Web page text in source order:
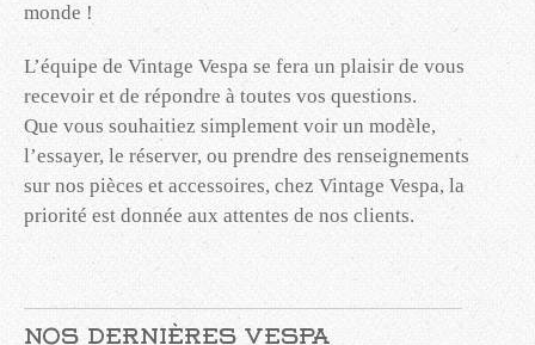
monde !
L’équipe de Vintage Vespa se fera un plaisir de vous
recevoir et de répondre à toutes vos questions.
Que vous souhaitiez simplement voir un modèle,
l’essayer, le réserver, ou prendre des renseignements
sur nos pièces et accessoires, chez Vintage Vespa, la
priorité est donnée aux attentes de nos clients.
Nos dernières Vespa